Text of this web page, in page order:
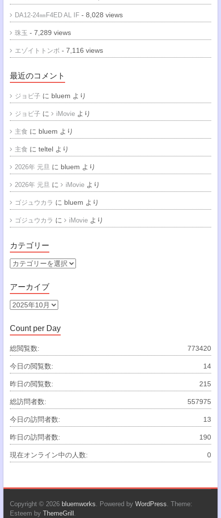
DA12-24㎜F4ED AL IF- 8,028 views
珠玉 - 7,289 views
エゾイトトンボ - 7,116 views
最近のコメント
ジョビ子 に bluem より
ジョビ子 に iMovieより
主食 に bluem より
主食 に teltelより
2026年 元旦 に bluem より
2026年 元旦 に iMovieより
ゴジュウカラ に bluem より
ゴジュウカラ に iMovieより
カテゴリー
カ
ゴ
リ
ー
アーカイブ
ア
カ
イ
ブ
Count per Day
773420
総閲覧数:
14
今日の閲覧数:
215
昨日の閲覧数:
557975
総訪問者数:
13
今日の訪問者数:
190
昨日の訪問者数:
0
現在オンライン中の人数:
Copyright © 2026 bluemworks. Powered by WordPress. Theme:
Esteem by ThemeGrill .